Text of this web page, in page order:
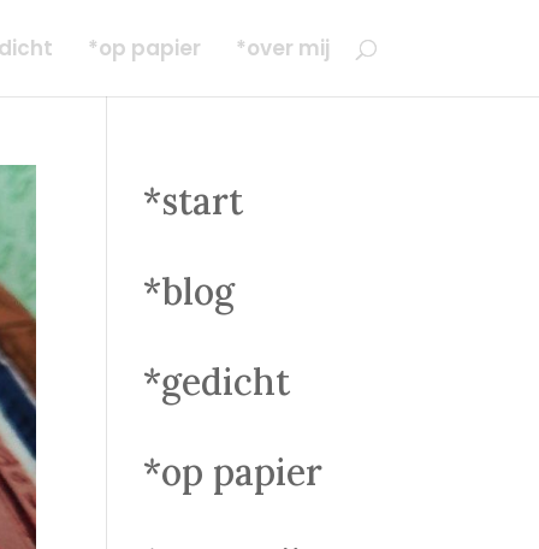
*op papier *over mij
*start
*blog
*gedicht
*op papier